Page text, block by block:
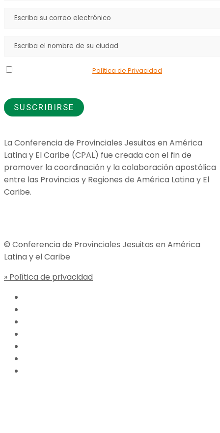
Política de Privacidad
La Conferencia de Provinciales Jesuitas en América
Latina y El Caribe (CPAL) fue creada con el fin de
promover la coordinación y la colaboración apostólica
entre las Provincias y Regiones de América Latina y El
Caribe.
© Conferencia de Provinciales Jesuitas en América
Latina y el Caribe
» Política de privacidad